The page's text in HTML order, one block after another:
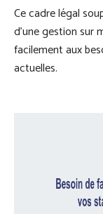
Ce cadre légal
d’une gestion sur
facilement aux
actuelles.